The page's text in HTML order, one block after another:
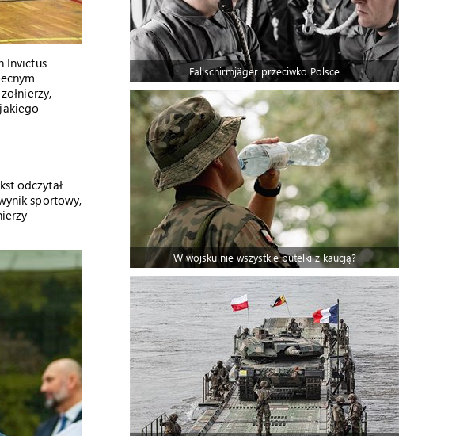
Invictus
odczytał
sportowy,
Fallschirmjäger przeciwko Polsce
W wojsku nie wszystkie butelki z kaucją?